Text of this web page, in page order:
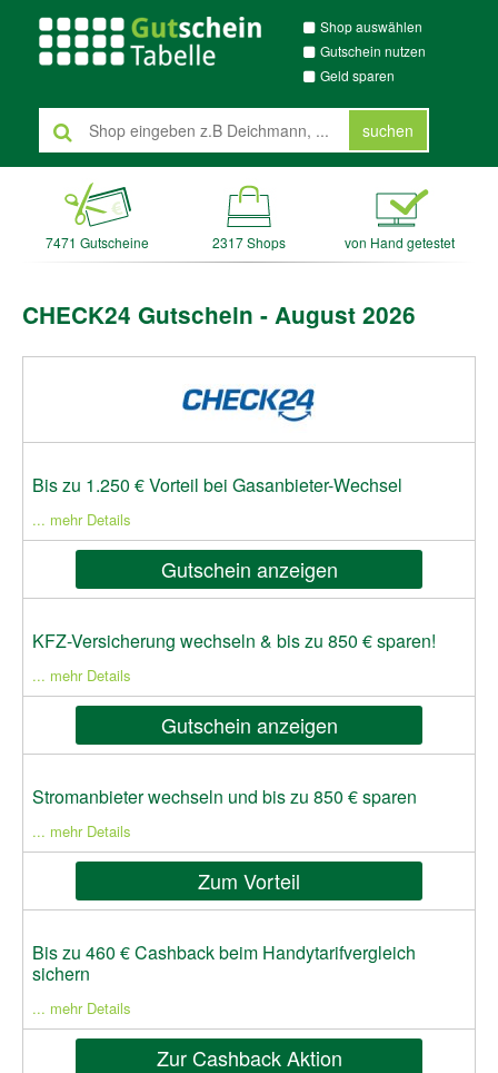
Shop auswählen
Gutschein nutzen
Geld sparen
suchen
7471 Gutscheine 2317 Shops von Hand getestet
CHECK24 Gutschein - August 2026
Bis zu 1.250 € Vorteil bei Gasanbieter-Wechsel
... mehr Details
Gutschein anzeigen
KFZ-Versicherung wechseln & bis zu 850 € sparen!
... mehr Details
Gutschein anzeigen
Stromanbieter wechseln und bis zu 850 € sparen
... mehr Details
Zum Vorteil
Bis zu 460 € Cashback beim Handytarifvergleich
sichern
... mehr Details
Zur Cashback Aktion